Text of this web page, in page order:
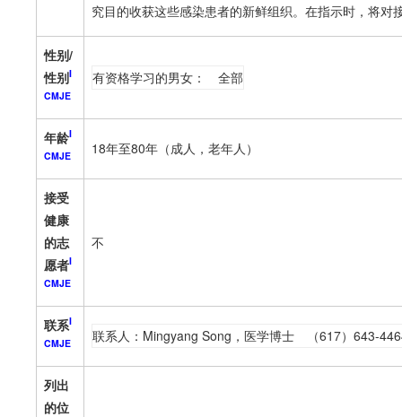
究目的收获这些感染患者的新鲜组织。在指示时，将
性别/
性别I
CMJE
有资格学习的男女： 全部
年龄I
CMJE
18年至80年（成人，老年人）
接受
健康
的志
愿者I
CMJE
不
联系I
CMJE
联系人：Mingyang Song，医学博士 （617）643-
列出
的位